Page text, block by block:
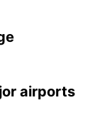
airports